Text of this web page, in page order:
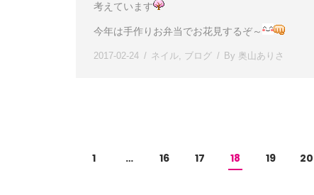
考えています
今年は手作りお弁当でお花見するぞ～
2017-02-24 ネイル, ブログ By 奥山ありさ
1 … 16 17 18 19 20